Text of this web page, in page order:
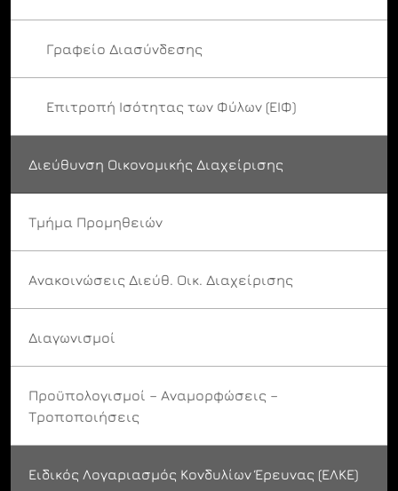
Γραφείο Διασύνδεσης
Επιτροπή Ισότητας των Φύλων (ΕΙΦ)
Διεύθυνση Οικονομικής Διαχείρισης
Τμήμα Προμηθειών
Ανακοινώσεις Διεύθ. Οικ. Διαχείρισης
Διαγωνισμοί
Προϋπολογισμοί – Αναμορφώσεις –
Τροποποιήσεις
Ειδικός Λογαριασμός Κονδυλίων Έρευνας (ΕΛΚΕ)